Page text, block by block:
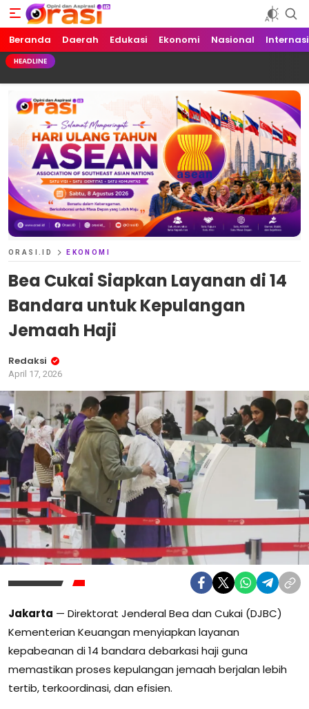
Orasi.ID
Opini dan Aspirasi!
Beranda Daerah Edukasi Ekonomi Nasional
HEADLINE
ORASI.ID EKONOMI
Bea Cukai Siapkan Layanan di 14
Bandara untuk Kepulangan
Jemaah Haji
Redaksi
April 17, 2026
Jakarta — Direktorat Jenderal Bea dan Cukai (DJBC)
Kementerian Keuangan menyiapkan layanan
kepabeanan di 14 bandara debarkasi haji guna
memastikan proses kepulangan jemaah berjalan lebih
tertib, terkoordinasi, dan efisien.